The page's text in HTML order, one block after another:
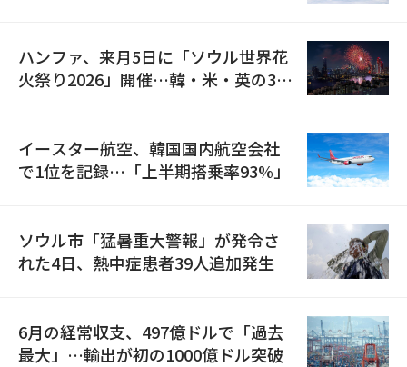
ハンファ、来月5日に「ソウル世界花
火祭り2026」開催…韓・米・英の3カ
イースター航空、韓国国内航空会社
で1位を記録…「上半期搭乗率93%」
ソウル市「猛暑重大警報」が発令さ
れた4日、熱中症患者39人追加発生
6月の経常収支、497億ドルで「過去
最大」…輸出が初の1000億ドル突破